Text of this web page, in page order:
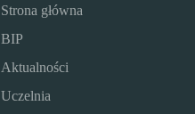
Strona główna
BIP
Aktualności
Uczelnia